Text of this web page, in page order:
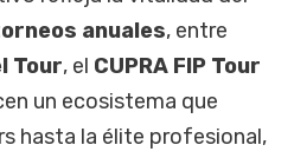
anuales, entre
Tour, el CUPRA FIP Tour
un ecosistema que
hasta la élite profesional,